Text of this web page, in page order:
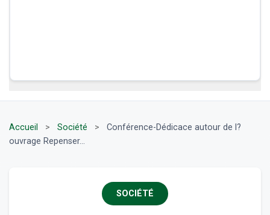
Accueil > Société >
Conférence-Dédicace autour de l?
ouvrage Repenser...
SOCIÉTÉ